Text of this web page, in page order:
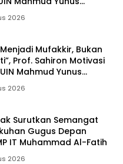
Kampus
2026
Mufakkir, Bukan
Prof. Sahiron Motivasi
Mahmud Yunus
2026
Surutkan Semangat
Gugus Depan
IT Muhammad Al-Fatih
2026